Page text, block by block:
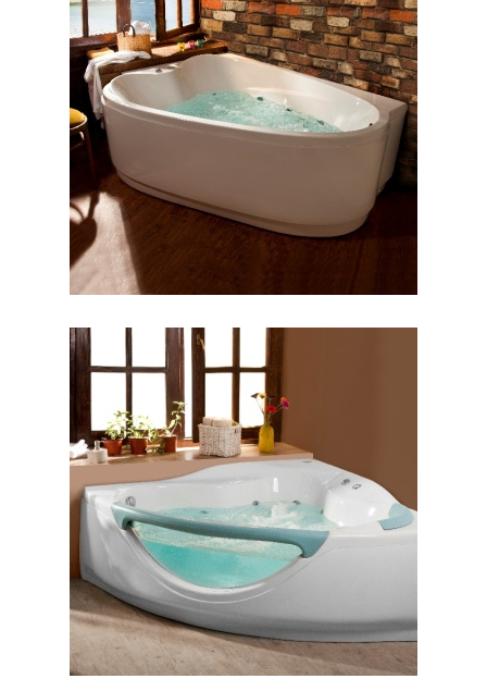
وان والریا
وان پرنسس